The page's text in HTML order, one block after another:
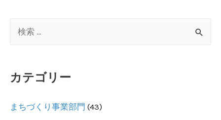
象
カテゴリー
まちづくり事業部門 (43)